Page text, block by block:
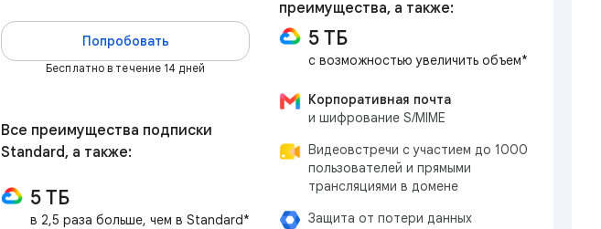
Попробовать
Бесплатно в течение 14 дней
Все преимущества подписки
Standard, а также:
5 ТБ
в 2,5 раза больше, чем в Standard*
преимущества, а также:
5 ТБ
с возможностью увеличить объем*
Корпоративная почта
и шифрование S/MIME
Видеовстречи с участием до 1000
пользователей и прямыми
трансляциями в домене
Защита от потери данных